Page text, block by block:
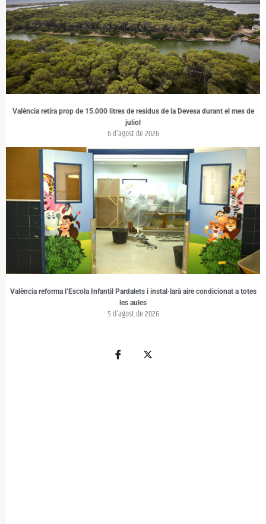
València retira prop de 15.000 litres de residus de la Devesa durant el mes de
juliol
6 d'agost de 2026
València reforma l’Escola Infantil Pardalets i instal·larà aire condicionat a totes
les aules
5 d'agost de 2026